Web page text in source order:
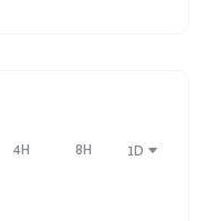
4H 8H 1D